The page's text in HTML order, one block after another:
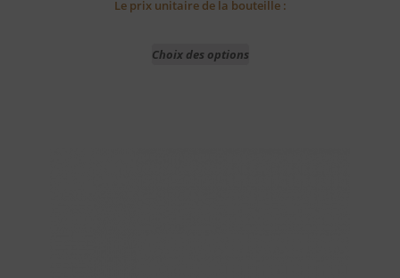
Le prix unitaire de la bouteille :
Choix des options